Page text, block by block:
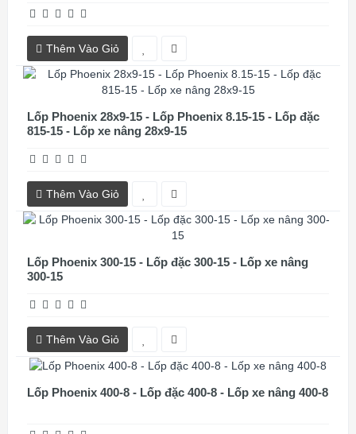
Thêm Vào Giỏ
Lốp Phoenix 28x9-15 - Lốp Phoenix 8.15-15 - Lốp đặc
815-15 - Lốp xe nâng 28x9-15
Thêm Vào Giỏ
Lốp Phoenix 300-15 - Lốp đặc 300-15 - Lốp xe nâng
300-15
Thêm Vào Giỏ
Lốp Phoenix 400-8 - Lốp đặc 400-8 - Lốp xe nâng 400-8